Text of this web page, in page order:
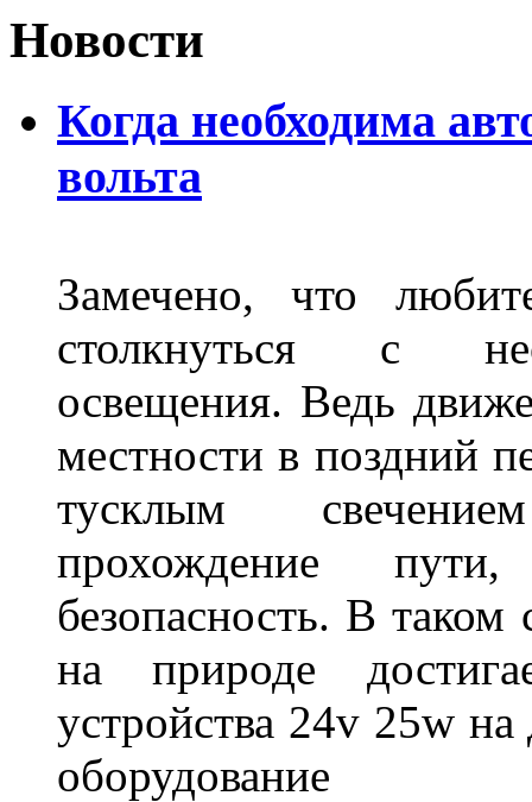
Новости
Когда необходима
вольта
Замечено, что
столкнуться с
освещения. Ведь
местности в поздний
тусклым
прохождение
безопасность. В
на природе
устройства 24v 25w
оборудование